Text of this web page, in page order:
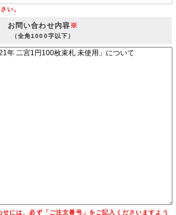
い。
お問い合わせ内容※
（全角1000字以下）
には、必ず「ご注文番号」をご記入くださいますよう